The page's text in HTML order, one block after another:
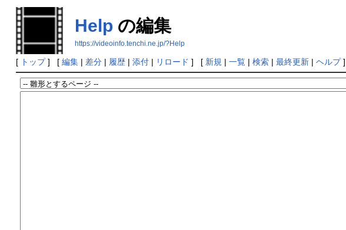
Help の編集
https://videoinfo.tenchi.ne.jp/?Help
[ トップ] [ 編集| 差分| 履歴| 添付| リロード ] [ 新規 | 一覧| 検索| 最終更新| ヘルプ]